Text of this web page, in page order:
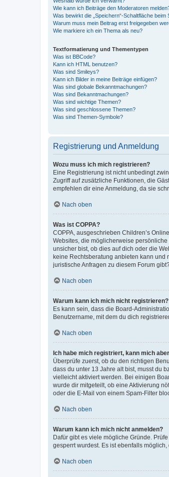
Wie kann ich Beiträge den Moderatoren
Was bewirkt die „Speichern“-Schaltfläche
Warum muss mein Beitrag erst freigegeben
Wie markiere ich ein Thema als neu?
Textformatierung und Thementypen
Was ist BBCode?
Kann ich HTML benutzen?
Was sind Smileys?
Kann ich Bilder in meine Beiträge einfügen?
Was sind globale Bekanntmachungen?
Was sind Bekanntmachungen?
Was sind wichtige Themen?
Was sind geschlossene Themen?
Was sind Themen-Symbole?
Registrierung und Anmeldung
Wozu muss ich mich registrieren?
Eine Registrierung ist nicht unbedingt
Zugriff auf zusätzliche Funktionen, die
empfehlen dir eine Anmeldung, da sie
Nach oben
Was ist COPPA?
COPPA, ausgeschrieben Children’s
Websites, die möglicherweise
unsicher bist, ob dies auf dich oder die
keine Rechtsberatung anbieten kann und
juristische Anfragen zu diesem Forum
Nach oben
Warum kann ich mich nicht registrieren?
Es kann sein, dass die Board-
Benutzername, mit dem du dich
Nach oben
Ich habe mich registriert, kann mich
Überprüfe zuerst, ob du den richtigen
dass du unter 13 Jahre alt bist, musst du
vielleicht aktiviert werden. Bei einigen
wurde dir mitgeteilt, ob eine Aktivierung
oder die E-Mail von einem Spam-Filter
Nach oben
Warum kann ich mich nicht anmelden?
Dafür gibt es viele mögliche Gründe.
gesperrt wurdest. Es ist ebenfalls
Nach oben